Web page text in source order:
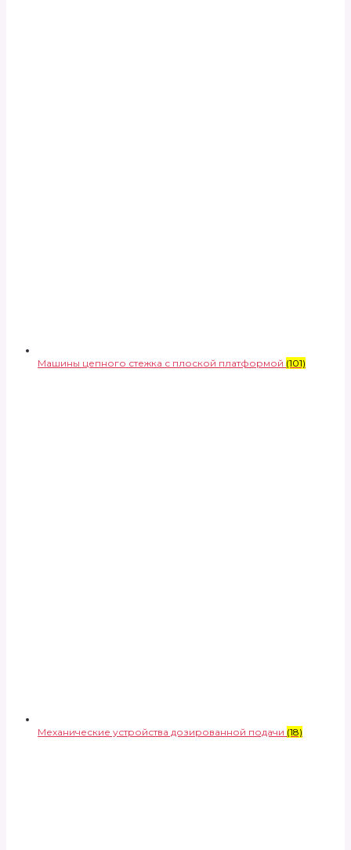
Машины цепного стежка с плоской платформой (101)
Механические устройства дозированной подачи (18)